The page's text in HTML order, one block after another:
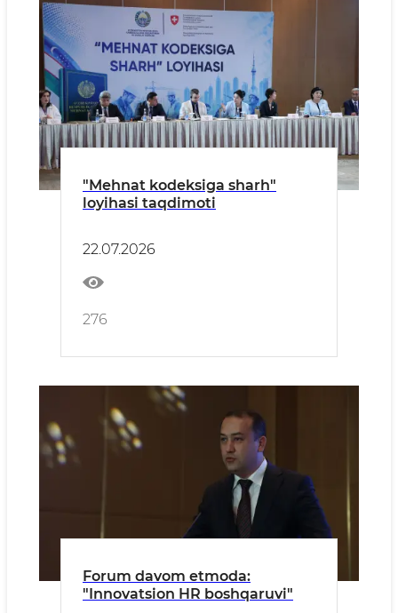
"Mehnat kodeksiga sharh"
loyihasi taqdimoti
22.07.2026
276
Forum davom etmoda:
"Innovatsion HR boshqaruvi"